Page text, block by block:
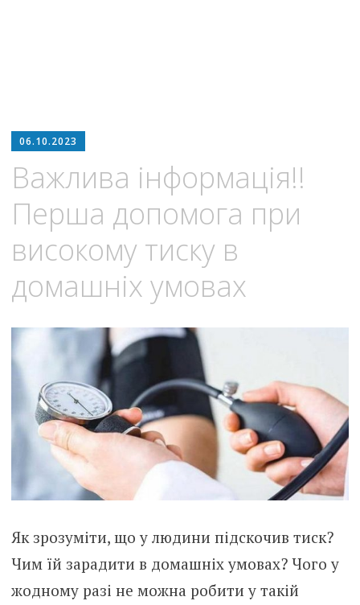
06.10.2023
Важлива інформація!!
Перша допомога при
високому тиску в
домашніх умовах
Як зрозуміти, що у людини підскочив тиск?
Чим їй зарадити в домашніх умовах? Чого у
жодному разі не можна робити у такій